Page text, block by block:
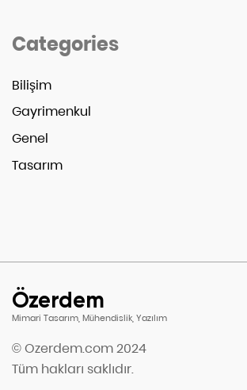
Categories
Bilişim
Gayrimenkul
Genel
Tasarım
Özerdem
Mimari Tasarım, Mühendislik, Yazılım
© Ozerdem.com 2024
Tüm hakları saklıdır.